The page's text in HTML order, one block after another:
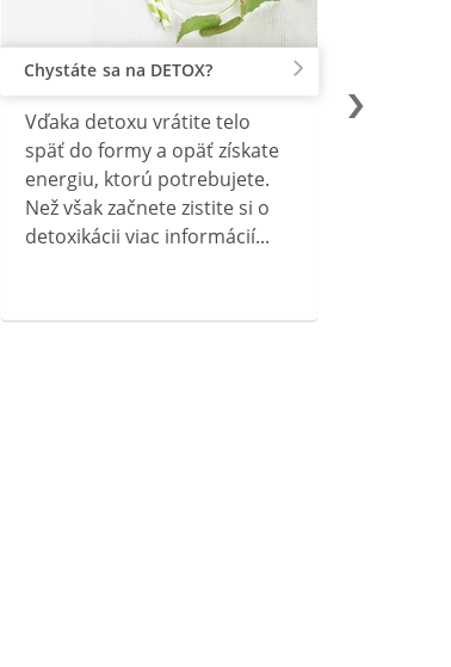
Chystáte sa na DETOX?
Vďaka detoxu vrátite telo
späť do formy a opäť získate
energiu, ktorú potrebujete.
Než však začnete zistite si o
detoxikácii viac informácií...